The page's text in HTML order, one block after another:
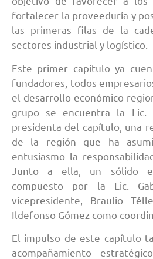
fortalecer la proveeduría y
las primeras filas de la
sectores industrial y logístico.
Este primer capítulo ya
fundadores, todos
el desarrollo económico
grupo se encuentra la Lic.
presidenta del capítulo, una
de la región que ha
entusiasmo la
Junto a ella, un sólido
compuesto por la Lic.
vicepresidente, Braulio
Ildefonso Gómez como
El impulso de este capítulo
acompañamiento